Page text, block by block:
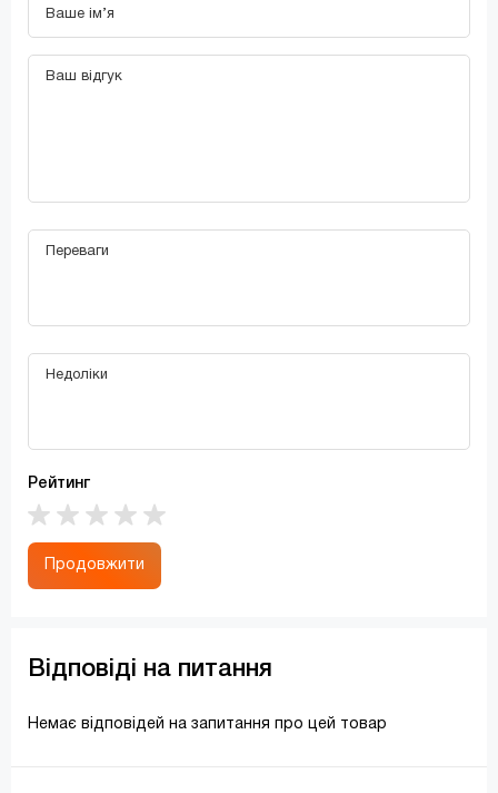
Рейтинг
Продовжити
Відповіді на питання
Немає відповідей на запитання про цей товар